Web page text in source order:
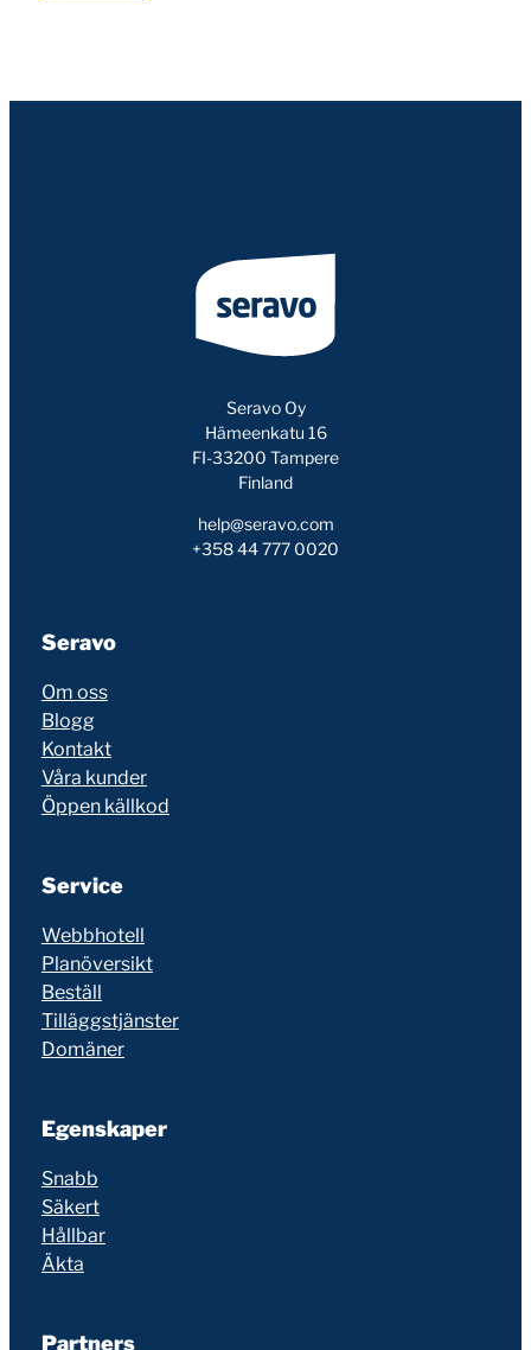
Seravo Oy
Hämeenkatu 16
FI-33200 Tampere
Finland
help@seravo.com
+358 44 777 0020
Seravo
Om oss
Blogg
Kontakt
Våra kunder
Öppen källkod
Service
Webbhotell
Planöversikt
Beställ
Tilläggstjänster
Domäner
Egenskaper
Snabb
Säkert
Hållbar
Äkta
Partners